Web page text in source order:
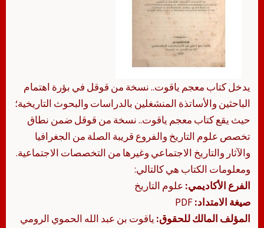
يدخل كتاب معجم ياقوت.. نسخة من قوقل في بؤرة اهتمام
الباحثين والأساتذة المنشغلين بالدراسات والبحوث التاريخية؛
حيث يقع كتاب معجم ياقوت.. نسخة من قوقل ضمن نطاق
تخصص علوم التاريخ والفروع قريبة الصلة من الجغرافيا
والآثار والتاريخ الاجتماعي وغيرها من التخصصات الاجتماعية.
ومعلومات الكتاب هي كالتالي:
الفرع الأكاديمي: علوم التاريخ
صيغة الامتداد:
المؤلف المالك للحقوق: ياقوت بن عبد الله الحموي الرومي